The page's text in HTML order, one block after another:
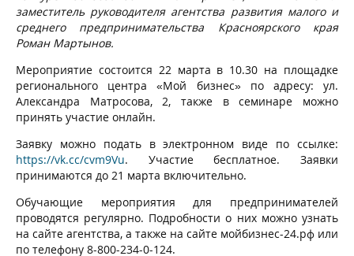
заместитель руководителя агентства развития малого и
среднего предпринимательства Красноярского края
Роман Мартынов.
Мероприятие состоится 22 марта в 10.30 на площадке
регионального центра «Мой бизнес» по адресу: ул.
Александра Матросова, 2, также в семинаре можно
принять участие онлайн.
Заявку можно подать в электронном виде по ссылке:
https://vk.cc/cvm9Vu. Участие бесплатное. Заявки
принимаются до 21 марта включительно.
Обучающие мероприятия для предпринимателей
проводятся регулярно. Подробности о них можно узнать
на сайте агентства, а также на сайте мойбизнес-24.рф или
по телефону 8-800-234-0-124.